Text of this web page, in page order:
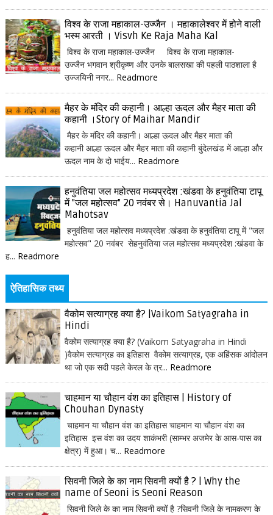
विश्व के राजा महाकाल-उज्जैन । महाकालेश्वर में होने वाली
भस्म आरती । Visvh Ke Raja Maha Kal
विश्व के राजा महाकाल-उज्जैन विश्व के राजा महाकाल-
उज्जैन भगवान श्रीकृष्ण और उनके बालसखा की पहली पाठशाला है
उज्जयिनी नगर... Readmore
मैहर के मंदिर की कहानी। आल्हा ऊदल और मैहर माता की
कहानी ।Story of Maihar Mandir
मैहर के मंदिर की कहानी। आल्हा ऊदल और मैहर माता की
कहानी आल्हा ऊदल और मैहर माता की कहानी बुंदेलखंड में आल्हा और
ऊदल नाम के दो भाईय... Readmore
हनुवंतिया जल महोत्सव मध्यप्रदेश :खंडवा के हनुवंतिया टापू
में "जल महोत्सव" 20 नवंबर से। Hanuvantia Jal
Mahotsav
हनुवंतिया जल महोत्सव मध्यप्रदेश :खंडवा के हनुवंतिया टापू में "जल
महोत्सव" 20 नवंबर सेहनुवंतिया जल महोत्सव मध्यप्रदेश :खंडवा के
ह... Readmore
ऐतिहासिक तथ्य
वैकोम सत्याग्रह क्या है? |Vaikom Satyagraha in
Hindi
वैकोम सत्याग्रह क्या है? (Vaikom Satyagraha in Hindi
)वैकोम सत्याग्रह का इतिहास वैकोम सत्याग्रह, एक अहिंसक आंदोलन
था जो एक सदी पहले केरल के त्र... Readmore
चाहमान या चौहान वंश का इतिहास | History of
Chouhan Dynasty
चाहमान या चौहान वंश का इतिहास चाहमान या चौहान वंश का
इतिहास इस वंश का उदय शाकंभरी (साम्भर अजमेर के आस-पास का
क्षेत्र) में हुआ। च... Readmore
सिवनी जिले के का नाम सिवनी क्यों है ? | Why the
name of Seoni is Seoni Reason
सिवनी जिले के का नाम सिवनी क्यों है ?सिवनी जिले के नामकरण के